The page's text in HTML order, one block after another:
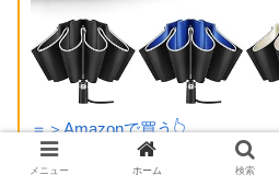
＝＞Amazonで買う👆
メニュー ホーム 検索